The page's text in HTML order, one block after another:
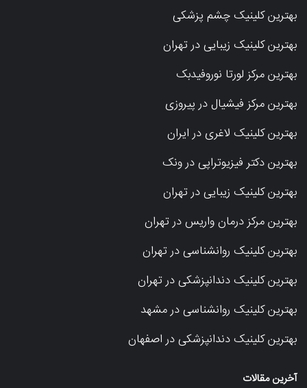
بهترین کلینیک چشم پزشکی
بهترین کلینیک زیبایی در تهران
بهترین مرکز لورتا نوروفیدبک
بهترین مرکز فیشیال در پیروزی
بهترین کلینیک لاغری در ایران
بهترین دکتر فیزیوتراپی در ونک
بهترین کلینیک زیبایی در تهران
بهترین مرکز درمان واریس در تهران
بهترین کلینیک روانشناسی در تهران
بهترین کلینیک دندانپزشکی در تهران
بهترین کلینیک روانشناسی در مشهد
بهترین کلینیک دندانپزشکی در اصفهان
آخرین مقالات